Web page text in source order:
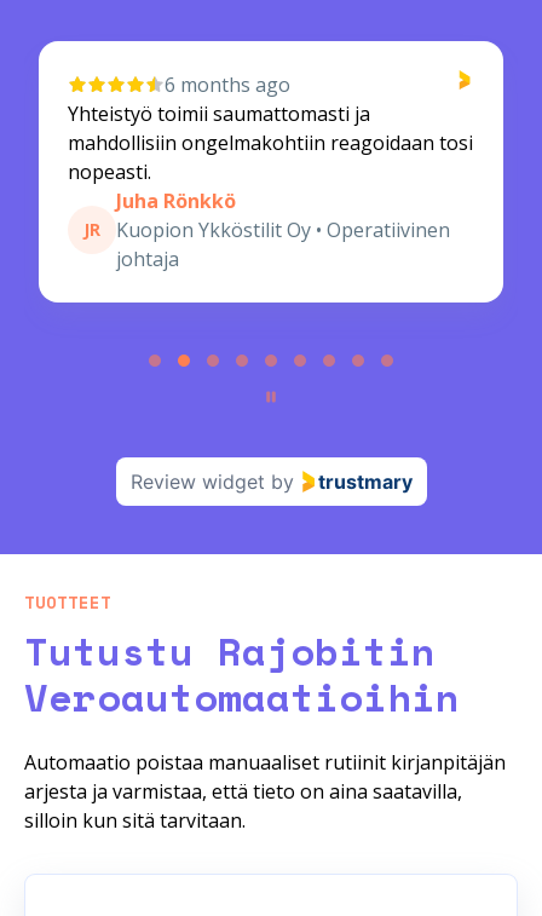
6 months ago
Yhteistyö toimii saumattomasti ja
mahdollisiin ongelmakohtiin reagoidaan tosi
nopeasti.
JR
Juha Rönkkö
Kuopion Ykköstilit Oy • Operatiivinen
johtaja
Review widget by trustmary
TUOTTEET
Tutustu Rajobitin
Veroautomaatioihin
Automaatio poistaa manuaaliset rutiinit kirjanpitäjän
arjesta ja varmistaa, että tieto on aina saatavilla,
silloin kun sitä tarvitaan.